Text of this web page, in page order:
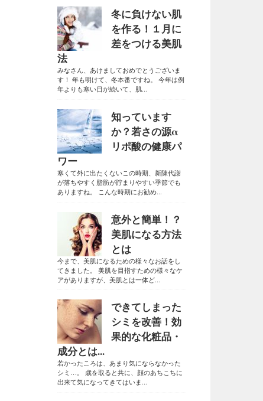
冬に負けない肌
を作る！１月に
差をつける美肌
法
みなさん、あけましておめでとうございま
す！ 年も明けて、冬本番ですね。 今年は例
年よりも寒い日が続いて、肌...
知っています
か？若さの源α
リポ酸の健康パ
ワー
寒くて外に出たくないこの時期、新陳代謝
が落ちやすく脂肪が貯まりやすい季節でも
ありますね。 こんな時期にお勧め...
意外と簡単！？
美肌になる方法
とは
今まで、美肌になるための様々なお話をし
てきました。 美肌を目指すための様々なケ
アがありますが、美肌とは一体ど...
できてしまった
シミを改善！効
果的な化粧品・
成分とは...
若かったころは、あまり気にならなかった
シミ…。 歳を取ると共に、顔のあちこちに
出来て気になってきてはいま...